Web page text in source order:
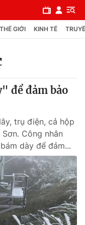
THẾ GIỚI KINH TẾ
để đảm bảo
trụ điện, cả hộp
Công nhân
dày để đảm...